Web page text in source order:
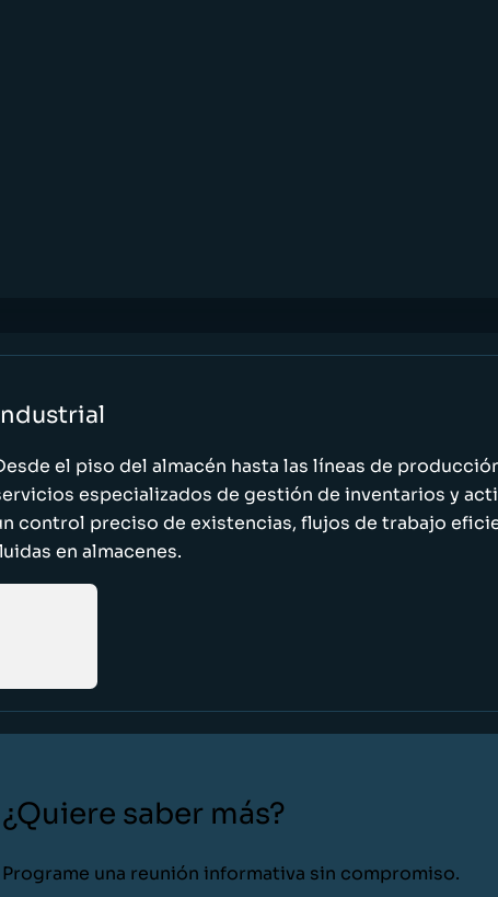
el piso del almacén hasta las líneas de
especializados de gestión de inventarios y
control preciso de existencias, flujos de trabajo
en almacenes.
¿Quiere saber más?
Programe una reunión informativa sin compromiso.